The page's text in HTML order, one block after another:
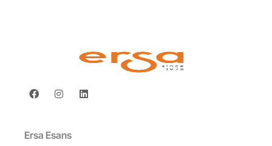
Ersa Esans